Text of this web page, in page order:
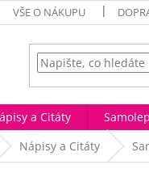
VŠE O NÁKUPU
a Citáty
Nápisy a Citáty